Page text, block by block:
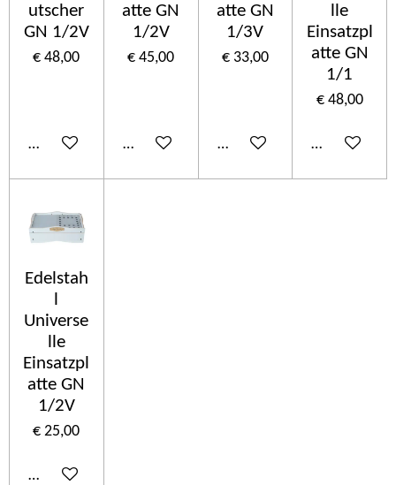
utscher
GN 1/2V
€ 48,00
In winkelwagen
atte GN
1/2V
€ 45,00
In winkelwagen
atte GN
1/3V
€ 33,00
In winkelwagen
lle
Einsatzpl
atte GN
1/1
€ 48,00
In
Edelstah
Universe
lle
Einsatzpl
atte GN
1/2V
€ 25,00
In winkelwagen